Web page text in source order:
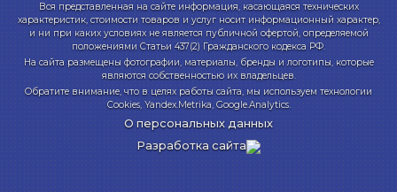
Вся представленная на сайте информация, касающаяся технических
характеристик, стоимости товаров и услуг носит информационный характер,
и ни при каких условиях не является публичной офертой, определяемой
положениями Статьи 437(2) Гражданского кодекса РФ.
На сайта размещены фотографии, материалы, бренды и логотипы, которые
являются собственностью их владельцев.
Обратите внимание, что в целях работы сайта, мы используем технологии
Cookies, Yandex.Metrika, Google.Analytics.
О персональных данных
Разработка сайта